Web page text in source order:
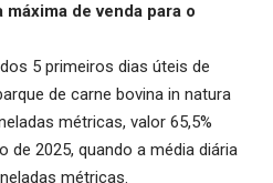
máxima de venda para o
5 primeiros dias úteis de
de carne bovina in natura
métricas, valor 65,5%
de 2025, quando a média diária
métricas.